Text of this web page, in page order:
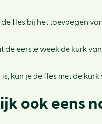
fles bij het toevoegen
de eerste week de kurk
kun je de fles met de kurk
ook eens